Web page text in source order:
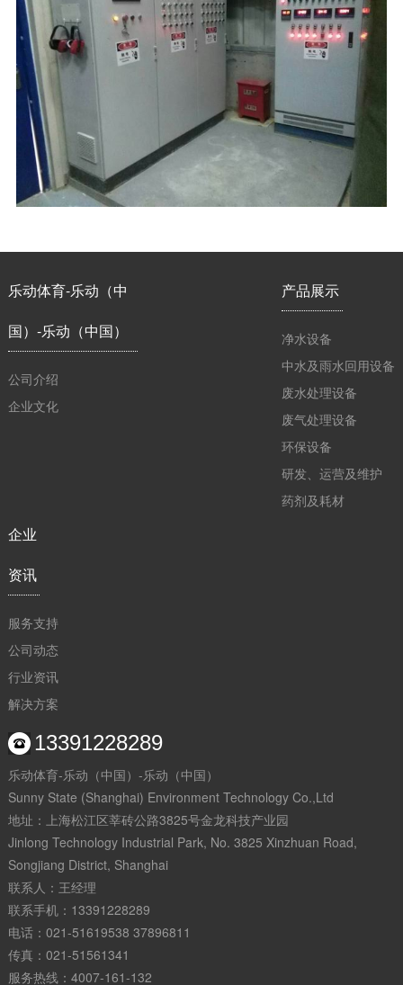
乐动体育-乐动（中
国）-乐动（中国）
公司介绍
企业文化
产品展示
净水设备
中水及雨水回用设备
废水处理设备
废气处理设备
环保设备
研发、运营及维护
药剂及耗材
企业
资讯
服务支持
公司动态
行业资讯
解决方案
13391228289
乐动体育-乐动（中国）-乐动（中国）
Sunny State (Shanghai) Environment Technology Co.,Ltd
地址：上海松江区莘砖公路3825号金龙科技产业园
Jinlong Technology Industrial Park, No. 3825 Xinzhuan Road,
Songjiang District, Shanghai
联系人：王经理
联系手机：13391228289
电话：021-51619538 37896811
传真：021-51561341
服务热线：4007-161-132